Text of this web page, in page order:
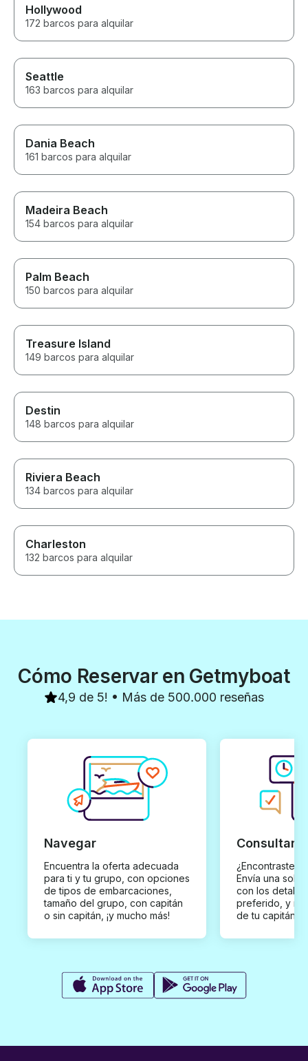
Hollywood
172 barcos para alquilar
Seattle
163 barcos para alquilar
Dania Beach
161 barcos para alquilar
Madeira Beach
154 barcos para alquilar
Palm Beach
150 barcos para alquilar
Treasure Island
149 barcos para alquilar
Destin
148 barcos para alquilar
Riviera Beach
134 barcos para alquilar
Charleston
132 barcos para alquilar
Cómo Reservar en Getmyboat
4,9 de 5! • Más de 500.000 reseñas
Navegar
Encuentra la oferta adecuada
para ti y tu grupo, con opciones
de tipos de embarcaciones,
tamaño del grupo, con capitán
o sin capitán, ¡y mucho más!
Consultar
¿Encontraste
Envía una
con los
preferido, y
de tu capitán